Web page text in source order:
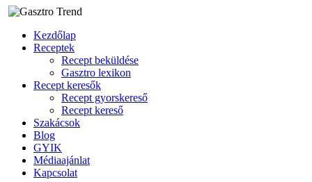
Kezdőlap
Receptek
Recept beküldése
Gasztro lexikon
Recept keresők
Recept gyorskereső
Recept kereső
Szakácsok
Blog
GYIK
Médiaajánlat
Kapcsolat